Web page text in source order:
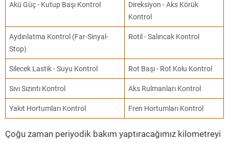
Akü Güç - Kutup Başı Kontrol
Direksiyon - Aks Körük
Kontrol
Aydınlatma Kontrol (Far-Sinyal-
Stop)
Rotil - Salıncak Kontrol
Silecek Lastik - Suyu Kontrol Rot Başı - Rot Kolu Kontrol
Sıvı Sızıntı Kontrol Aks Rulmanları Kontrol
Yakıt Hortumları Kontrol Fren Hortumları Kontrol
Çoğu zaman periyodik bakım yaptıracağımız kilometreyi